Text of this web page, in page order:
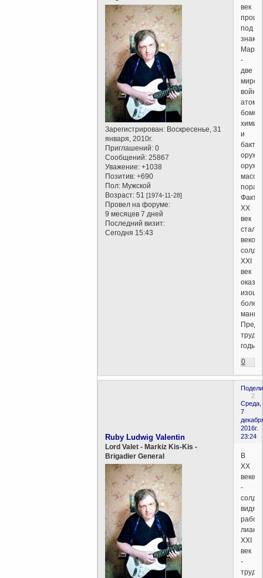
Зарегистрирован: Воскресенье, 31
января, 2010г.
Приглашений: 0
Сообщений: 25867
Уважение: +1038
Позитив: +690
Пол: Мужской
Возраст: 51[1974-11-28]
Провел на форуме:
9 месяцев 7 дней
Последний визит:
Сегодня 15:43
век
под
Марса
-
две
войны,
бомба,
и
ХХ
век
стал
веком
ХХI
век
более
годы.
0
2
Среда,
7
2016г.
23:24
Ruby Ludwig Valentin
Lord Valet - Markiz Kis-Kis -
Brigadier General
В
ХХ
веке
-
видят
XXI
век
-